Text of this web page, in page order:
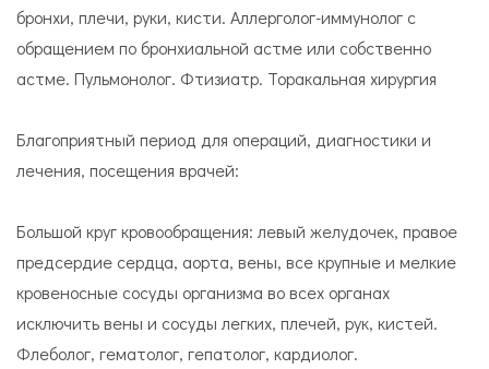
бронхи, плечи, руки, кисти. Аллерголог-иммунолог с
обращением по бронхиальной астме или собственно
астме. Пульмонолог. Фтизиатр. Торакальная хирургия
Благоприятный период для операций, диагностики и
лечения, посещения врачей:
Большой круг кровообращения: левый желудочек, правое
предсердие сердца, аорта, вены, все крупные и мелкие
кровеносные сосуды организма во всех органах
исключить вены и сосуды легких, плечей, рук, кистей.
Флеболог, гематолог, гепатолог, кардиолог.